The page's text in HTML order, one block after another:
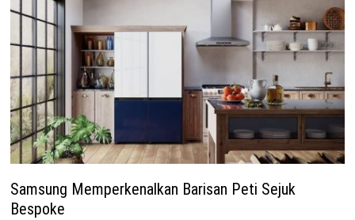
Samsung Memperkenalkan Barisan Peti Sejuk
Bespoke